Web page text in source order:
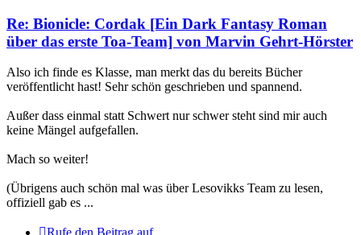
Re: Bionicle: Cordak [Ein Dark Fantasy Roman
über das erste Toa-Team] von Marvin Gehrt-Hörster
Also ich finde es Klasse, man merkt das du bereits Bücher
veröffentlicht hast! Sehr schön geschrieben und spannend.
Außer dass einmal statt Schwert nur schwer steht sind mir auch
keine Mängel aufgefallen.
Mach so weiter!
(Übrigens auch schön mal was über Lesovikks Team zu lesen,
offiziell gab es ...